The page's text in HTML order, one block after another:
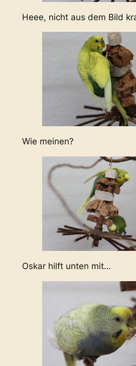
Heee, nicht aus dem Bild
Wie meinen?
Oskar hilft unten mit…